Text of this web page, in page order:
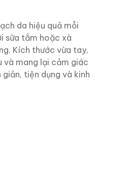
da hiệu quả mỗi
sữa tắm hoặc xà
Kích thước vừa tay,
và mang lại cảm giác
tiện dụng và kinh